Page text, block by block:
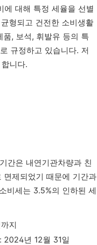
에 대해 특정 세율을 선별
형되고 건전한 소비생활
, 보석, 휘발유 등의 특
규정하고 있습니다. 저
니다.
간은 내연기관차량과 친
면제되었기 때문에 기간과
비세는 3.5%의 인하된 세
지
2024년 12월 31일